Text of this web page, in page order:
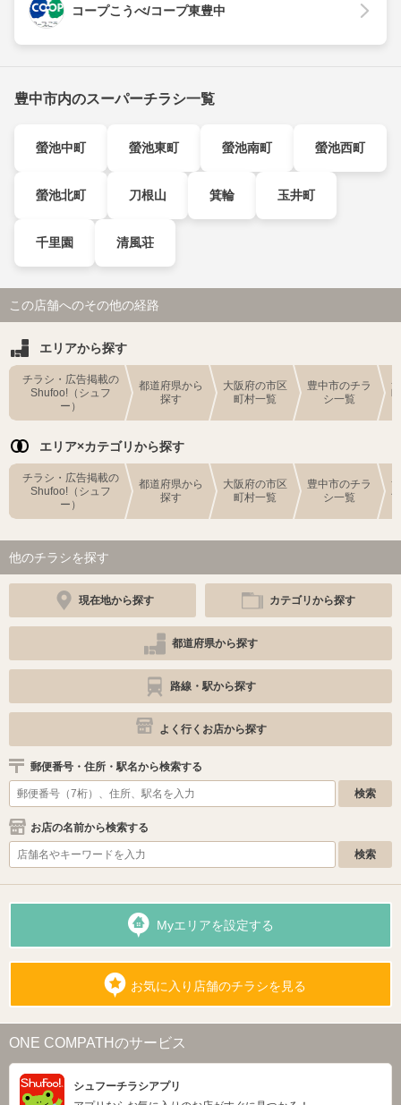
コープこうべ/コープ東豊中
豊中市内のスーパーチラシ一覧
螢池中町 螢池東町 螢池南町 螢池西町
螢池北町 刀根山 箕輪 玉井町
千里園 清風荘
この店舗へのその他の経路
エリアから探す
チラシ・広告掲載の
Shufoo!（シュフ
ー）
都道府県から
探す
大阪府の市区
町村一覧
豊中市のチラ
シ一覧
エリア×カテゴリから探す
チラシ・広告掲載の
Shufoo!（シュフ
ー）
都道府県から
探す
大阪府の市区
町村一覧
豊中市のチラ
シ一覧
他のチラシを探す
現在地から探す カテゴリから探す
都道府県から探す
路線・駅から探す
よく行くお店から探す
郵便番号・住所・駅名から検索する
お店の名前から検索する
Myエリアを設定する
お気に入り店舗のチラシを見る
ONE COMPATHのサービス
シュフーチラシアプリ